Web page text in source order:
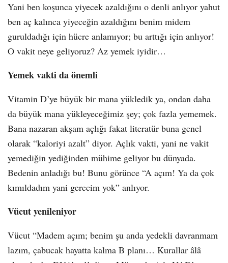
Yani ben koşunca yiyecek azaldığını o denli anlıyor yahut
ben aç kalınca yiyeceğin azaldığını benim midem
guruldadığı için hücre anlamıyor; bu arttığı için anlıyor!
O vakit neye geliyoruz? Az yemek iyidir…
Yemek vakti da önemli
Vitamin D’ye büyük bir mana yükledik ya, ondan daha
da büyük mana yükleyeceğimiz şey; çok fazla yememek.
Bana nazaran akşam açlığı fakat literatür buna genel
olarak “kaloriyi azalt” diyor. Açlık vakti, yani ne vakit
yemediğin yediğinden mühime geliyor bu dünyada.
Bedenin anladığı bu! Bunu görünce “A açım! Ya da çok
kımıldadım yani gerecim yok” anlıyor.
Vücut yenileniyor
Vücut “Madem açım; benim şu anda yedekli davranmam
lazım, çabucak hayatta kalma B planı… Kurallar âlâ